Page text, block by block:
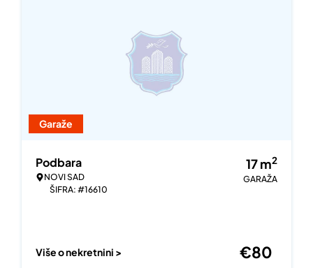
Garaže
Podbara
NOVI SAD
ŠIFRA: #16610
17m2
GARAŽA
Više o nekretnini > €80